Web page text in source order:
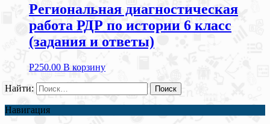
Региональная диагностическая
работа РДР по истории 6 класс
(задания и ответы)
Р250.00 В корзину
Найти:
Навигация